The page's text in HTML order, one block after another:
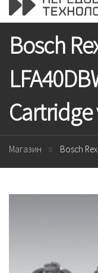
Bosch
Cartridge
Магазин Bosch